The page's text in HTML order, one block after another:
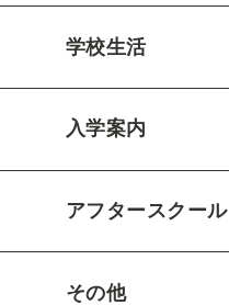
学校生活
入学案内
アフタースクール
その他